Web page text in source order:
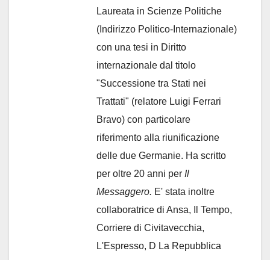
Laureata in Scienze Politiche
(Indirizzo Politico-Internazionale)
con una tesi in Diritto
internazionale dal titolo
"Successione tra Stati nei
Trattati" (relatore Luigi Ferrari
Bravo) con particolare
riferimento alla riunificazione
delle due Germanie. Ha scritto
per oltre 20 anni per Il
Messaggero. E' stata inoltre
collaboratrice di Ansa, Il Tempo,
Corriere di Civitavecchia,
L'Espresso, D La Repubblica